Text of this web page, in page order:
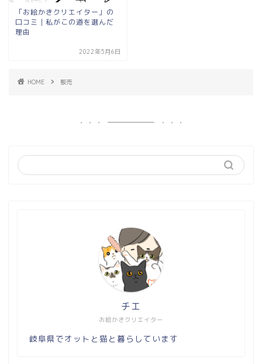
「お絵かきクリエイター」の
口コミ｜私がこの道を選んだ
理由
2022年5月6日
HOME 販売
お絵かきクリエイター
チエ
岐阜県でオットと猫と暮らしています